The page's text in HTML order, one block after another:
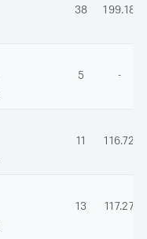
38 199.18
5 -
11 116.72
13 117.27